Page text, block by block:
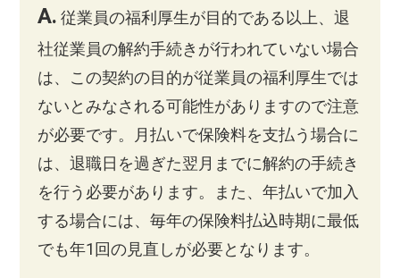
A. 従業員の福利厚生が目的である以上、退
社従業員の解約手続きが行われていない場合
は、この契約の目的が従業員の福利厚生では
ないとみなされる可能性がありますので注意
が必要です。月払いで保険料を支払う場合に
は、退職日を過ぎた翌月までに解約の手続き
を行う必要があります。また、年払いで加入
する場合には、毎年の保険料払込時期に最低
でも年1回の見直しが必要となります。